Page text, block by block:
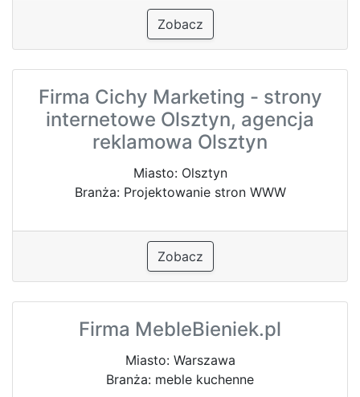
Zobacz
Firma Cichy Marketing - strony
internetowe Olsztyn, agencja
reklamowa Olsztyn
Miasto: Olsztyn
Branża: Projektowanie stron WWW
Zobacz
Firma MebleBieniek.pl
Miasto: Warszawa
Branża: meble kuchenne